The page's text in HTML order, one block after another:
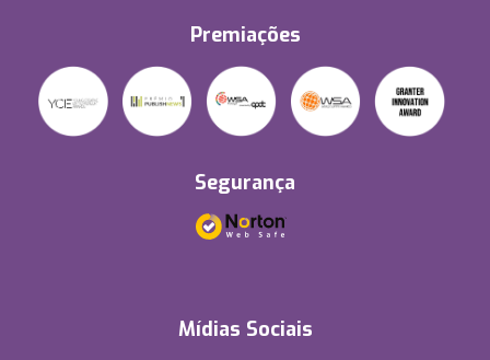
Premiações
Segurança
Mídias Sociais